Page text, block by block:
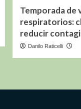
Temporada de
respiratorios:
reducir
Danilo Raticelli